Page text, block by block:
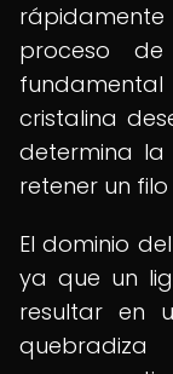
proceso
cristalina
determina
retener un
El dominio
ya que un
resultar en